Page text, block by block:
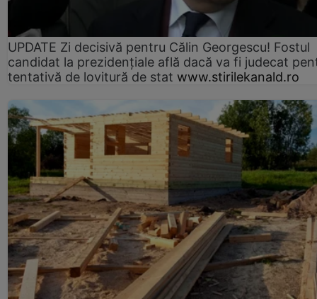
UPDATE Zi decisivă pentru Călin Georgescu! Fostul
candidat la prezidențiale află dacă va fi judecat
tentativă de lovitură de stat www.stirilekanald.ro